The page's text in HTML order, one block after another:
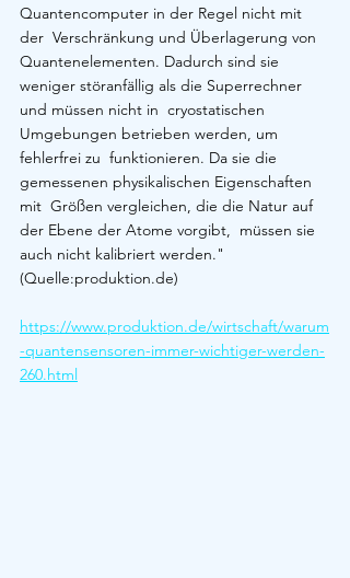
Quantencomputer in der Regel nicht mit
der  Verschränkung und Überlagerung von
Quantenelementen. Dadurch sind sie
weniger störanfällig als die Superrechner
und müssen nicht in  cryostatischen
Umgebungen betrieben werden, um
fehlerfrei zu  funktionieren. Da sie die
gemessenen physikalischen Eigenschaften
mit  Größen vergleichen, die die Natur auf
der Ebene der Atome vorgibt,  müssen sie
auch nicht kalibriert werden."
(Quelle:produktion.de)
https://www.produktion.de/wirtschaft/warum
-quantensensoren-immer-wichtiger-werden-
260.html